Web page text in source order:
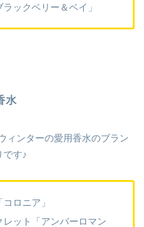
ックベリー＆ベイ」
水
ィンターの愛用香水のブラン
です♪
ロニア」
レット「アンバーロマン